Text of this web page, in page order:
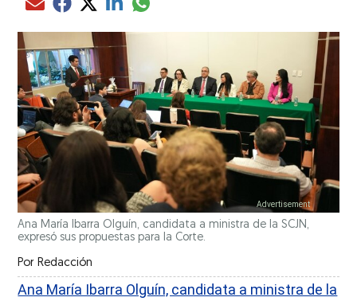
Compartir el artículo actual mediante Email
Compartir el artículo actual mediante Facebook
Compartir el artículo actual mediante Twitter
Compartir el artículo actual mediante LinkedIn
Compartir el artículo actual mediante
Ana María Ibarra Olguín, candidata a ministra de la SCJN,
expresó sus propuestas para la Corte.
Por Redacción
Ana María Ibarra Olguín, candidata a ministra de la